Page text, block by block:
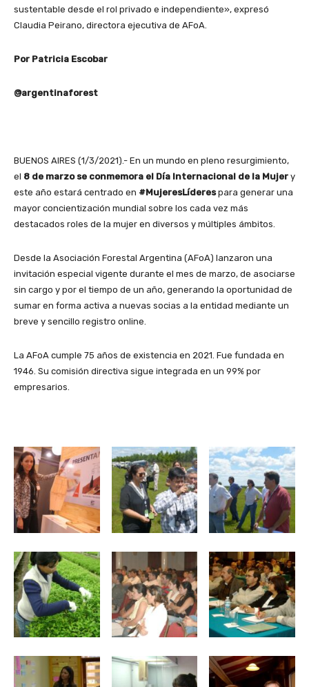
sustentable desde el rol privado e independiente», expresó
Claudia Peirano, directora ejecutiva de AFoA.
Por Patricia Escobar
@argentinaforest
BUENOS AIRES (1/3/2021).- En un mundo en pleno resurgimiento,
el 8 de marzo se conmemora el Día Internacional de la Mujer y
este año estará centrado en #MujeresLíderespara generar una
mayor concientización mundial sobre los cada vez más
destacados roles de la mujer en diversos y múltiples ámbitos.
Desde la Asociación Forestal Argentina (AFoA) lanzaron una
invitación especial vigente durante el mes de marzo, de asociarse
sin cargo y por el tiempo de un año, generando la oportunidad de
sumar en forma activa a nuevas socias a la entidad mediante un
breve y sencillo registro online.
La AFoA cumple 75 años de existencia en 2021. Fue fundada en
1946. Su comisión directiva sigue integrada en un 99% por
empresarios.